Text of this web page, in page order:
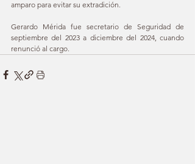
amparo para evitar su extradición.
Gerardo Mérida fue secretario de Seguridad de
septiembre del 2023 a diciembre del 2024, cuando
renunció al cargo.